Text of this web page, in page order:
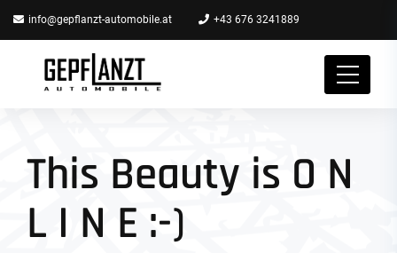
info@gepflanzt-automobile.at +43 676 3241889
This Beauty is O N
L I N E :-)